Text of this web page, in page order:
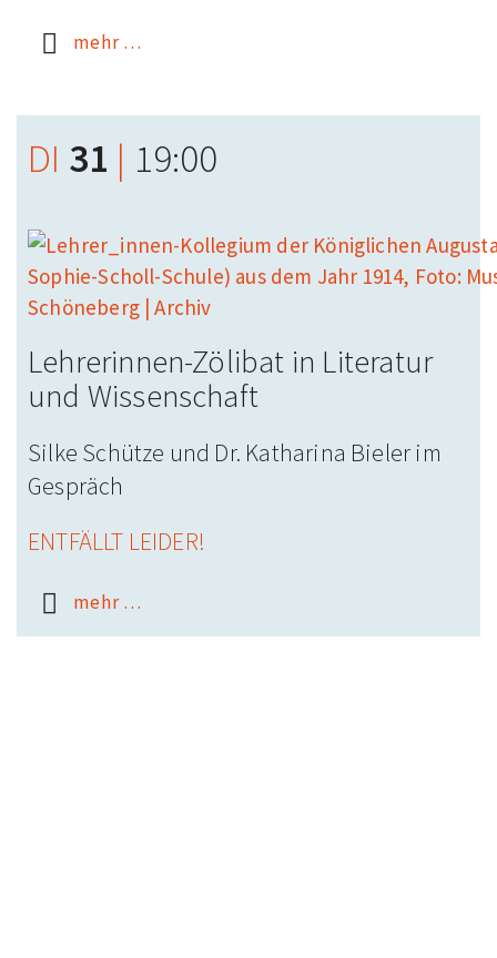
mehr …
DI 31 | 19:00
Lehrerinnen-Zölibat in Literatur
und Wissen­schaft
Silke Schütze und Dr. Katharina Bieler im
Gespräch
ENTFÄLLT LEIDER!
mehr …